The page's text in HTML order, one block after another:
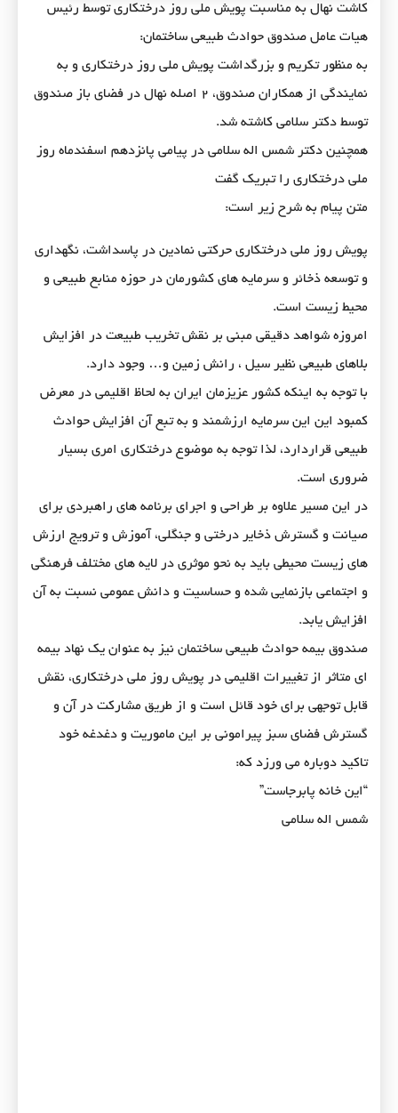
کاشت نهال به مناسبت پویش ملی روز درختکاری توسط رئیس
هیات عامل صندوق حوادث طبیعی ساختمان:
به منظور تکریم و بزرگداشت پویش ملی روز درختکاری و به
نمایندگی از همکاران صندوق، ۲ اصله نهال در فضای باز صندوق
توسط دکتر سلامی کاشته شد.
همچنین دکتر شمس اله سلامی در پیامی پانزدهم اسفندماه روز
ملی درختکاری را تبریک گفت
متن پیام به شرح زیر است:
پویش روز ملی درختکاری حرکتی نمادین در پاسداشت، نگهداری
و توسعه ذخائر و سرمایه های کشورمان در حوزه منابع طبیعی و
محیط زیست است.
امروزه شواهد دقیقی مبنی بر نقش تخریب طبیعت در افزایش
بلاهای طبیعی نظیر سیل ، رانش زمین و… وجود دارد.
با توجه به اینکه کشور عزیزمان ایران به لحاظ اقلیمی در معرض
کمبود این این سرمایه ارزشمند و به تبع آن افزایش حوادث
طبیعی قراردارد، لذا توجه به موضوع درختکاری امری بسیار
ضروری است.
در این مسیر علاوه بر طراحی و اجرای برنامه های راهبردی برای
صیانت و گسترش ذخایر درختی و جنگلی، آموزش و ترویج ارزش
های زیست محیطی باید به نحو موثری در لایه های مختلف فرهنگی
و اجتماعی بازنمایی شده و حساسیت و دانش عمومی نسبت به آن
افزایش یابد.
صندوق بیمه حوادث طبیعی ساختمان نیز به عنوان یک نهاد بیمه
ای متاثر از تغییرات اقلیمی در پویش روز ملی درختکاری، نقش
قابل توجهی برای خود قائل است و از طریق مشارکت در آن و
گسترش فضای سبز پیرامونی بر این ماموریت و دغدغه خود
تاکید دوباره می ورزد که:
“این خانه پابرجاست”
شمس اله سلامی